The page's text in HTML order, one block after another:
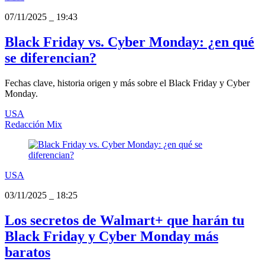
07/11/2025
19:43
Black Friday vs. Cyber Monday: ¿en qué
se diferencian?
Fechas clave, historia origen y más sobre el Black Friday y Cyber
Monday.
USA
Redacción Mix
USA
03/11/2025
18:25
Los secretos de Walmart+ que harán tu
Black Friday y Cyber Monday más
baratos